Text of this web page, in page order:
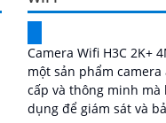
Camera Wifi H3C 2K+
một sản phẩm
cấp và thông minh mà
dụng để giám sát và